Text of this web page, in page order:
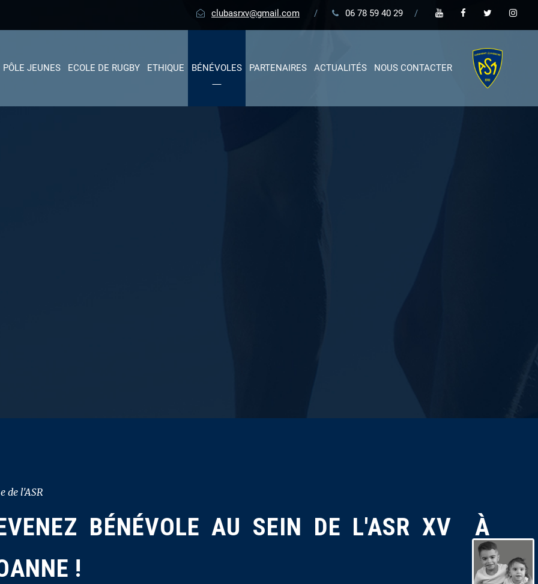
clubasrxv@gmail.com / 06 78 59 40 29 /
PÔLE JEUNES ECOLE DE RUGBY ETHIQUE BÉNÉVOLES PARTENAIRES ACTUALITÉS NOUS CONTACTER
de l'ASR
BÉNÉVOLE AU SEIN DE L'ASR XV À
!